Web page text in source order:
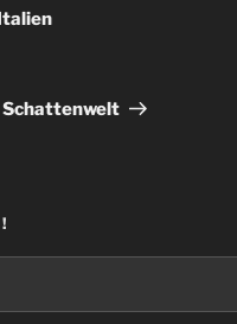
Schattenwelt